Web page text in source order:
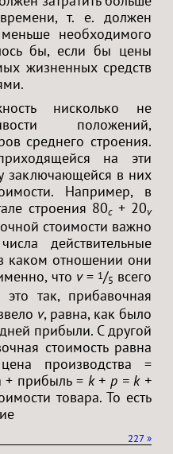
т. е. должен
необходимого
бы, если бы цены
жизненных средств
нисколько не
положений,
среднего строения.
на эти
заключающейся в них
Например, в
строения 80c+ 20v
стоимости важно
действительные
каком отношении они
что v= 1/5 всего
это так, прибавочная
v, равна, как было
прибыли. С другой
стоимость равна
производства =
+ прибыль = k + p = k +
товара. То есть
»
227